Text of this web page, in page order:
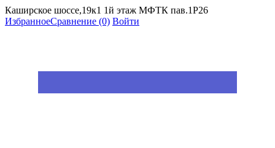
Каширское шоссе,19к1 1й этаж МФТК пав.1Р26
ИзбранноеСравнение (0) Войти